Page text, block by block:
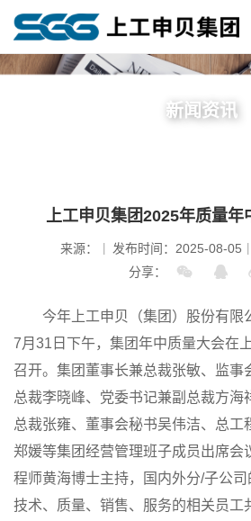
新闻资讯
上工申贝集团2025年质量年
来源： 发布时间：2025-08-05
分享：
今年上工申贝（集团）股份有限
7月31日下午，集团年中质量大会在
召开。集团董事长兼总裁张敏、监事
总裁李晓峰、党委书记兼副总裁方海
总裁张雍、董事会秘书吴伟洁、总工
郑媛等集团经营管理班子成员出席会
程师黄海博士主持，国内外分/子公
技术、质量、销售、服务的相关员工